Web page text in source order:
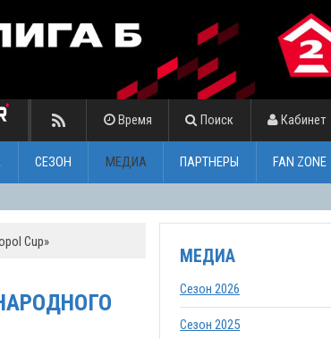
Время Поиск Кабинет
СЕЗОН МЕДИА ПАРТНЕРЫ FAN ZONE
Cup»
МЕДИА
Сезон 2026
Сезон 2025